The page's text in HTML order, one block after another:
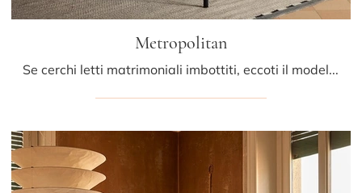
Metropolitan
Se cerchi letti matrimoniali imbottiti, eccoti il modello Metropolitan in tessuto per valorizzare la zona notte.